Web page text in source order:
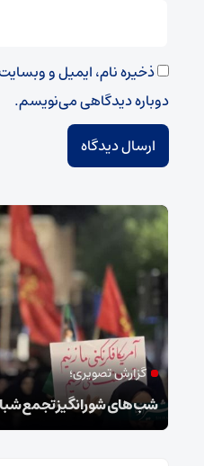
ذخیره نام، ایمیل و
دوباره دیدگاهی می‌نویسم.
گزارش تصویری؛
شب‌های شورانگیز تجمع